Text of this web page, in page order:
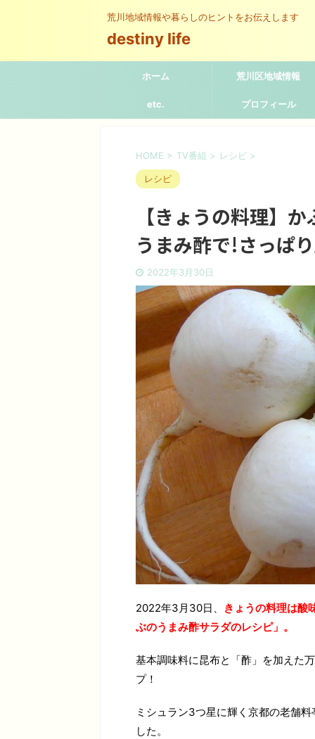
荒川地域情報や暮らしのヒントをお伝えします
destiny life
ホーム 荒川区地域情報
etc. プロフィール
HOME > TV番組 > レシピ >
レシピ
【きょうの料理】
うまみ酢で!さっぱ
2022年3月30日
2022年3月30日、
きょうの料理は酸
ぶのうまみ酢サラダのレシピ」。
基本調味料に昆布と「酢」を加えた
プ！
ミシュラン3つ星に輝く京都の老舗料
した。